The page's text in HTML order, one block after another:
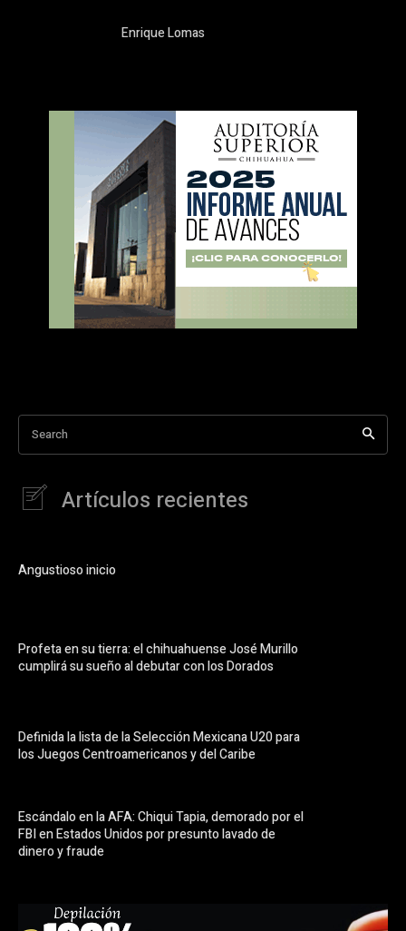
Enrique Lomas
Search
Artículos recientes
Angustioso inicio
Profeta en su tierra: el chihuahuense José Murillo
cumplirá su sueño al debutar con los Dorados
Definida la lista de la Selección Mexicana U20 para
los Juegos Centroamericanos y del Caribe
Escándalo en la AFA: Chiqui Tapia, demorado por el
FBI en Estados Unidos por presunto lavado de
dinero y fraude